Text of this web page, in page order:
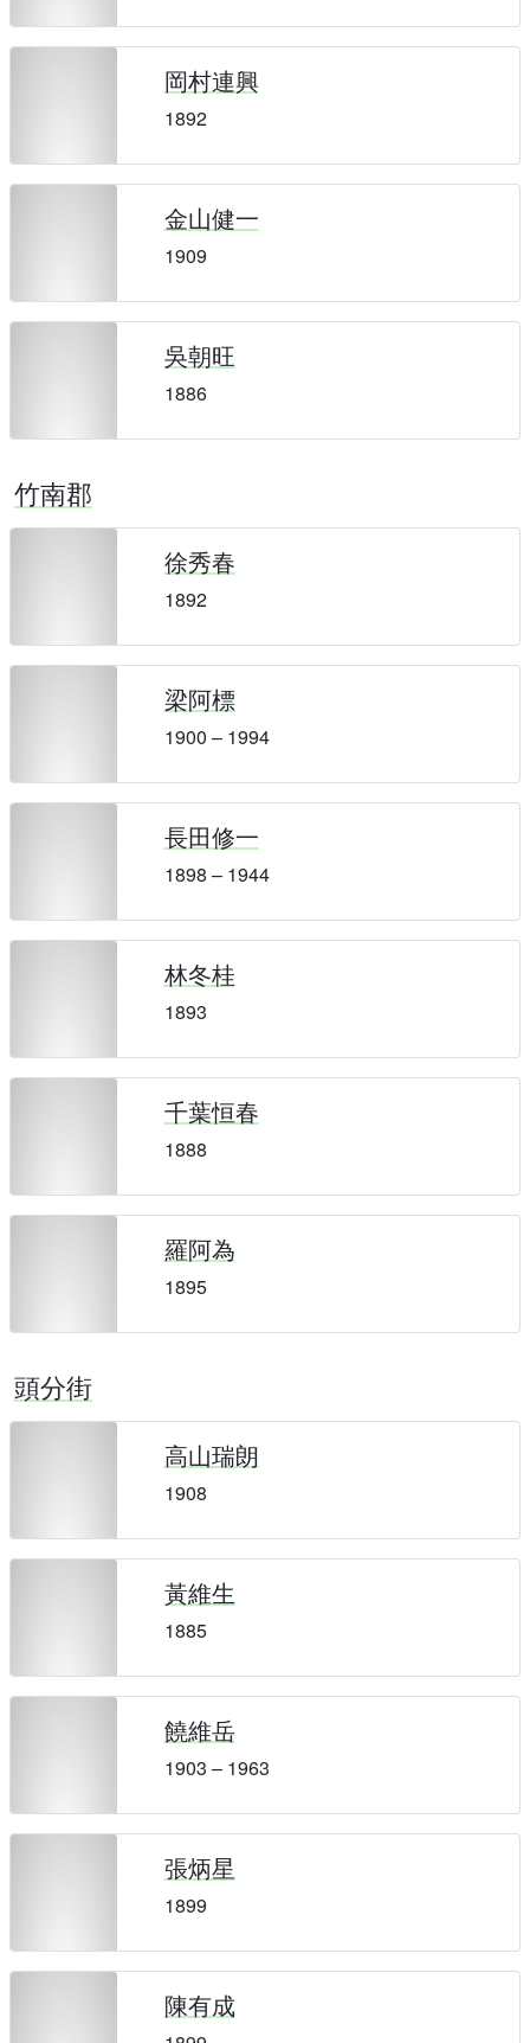
岡村連興
1892
金山健一
1909
吳朝旺
1886
竹南郡
徐秀春
1892
梁阿標
1900 – 1994
長田修一
1898 – 1944
林冬桂
1893
千葉恒春
1888
羅阿為
1895
頭分街
高山瑞朗
1908
黃維生
1885
饒維岳
1903 – 1963
張炳星
1899
陳有成